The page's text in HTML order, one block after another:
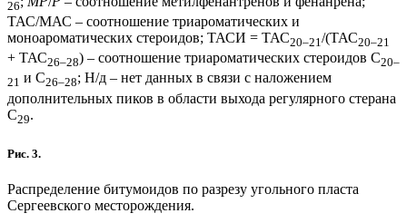
26
ТАС/МАС – соотношение триароматических и
моноароматических стероидов; ТАСИ = ТАС20–21/(ТАС20–21
+ ТАС26–28) – соотношение триароматических стероидов C20–
21 и C26–28; Н/д – нет данных в связи с наложением
дополнительных пиков в области выхода регулярного стерана
С29.
Рис. 3.
Распределение битумоидов по разрезу угольного пласта
Сергеевского месторождения.